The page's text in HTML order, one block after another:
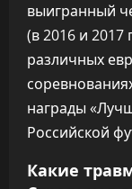
выигранный
(в 2016 и 2017
различных
награды
Российской
Какие